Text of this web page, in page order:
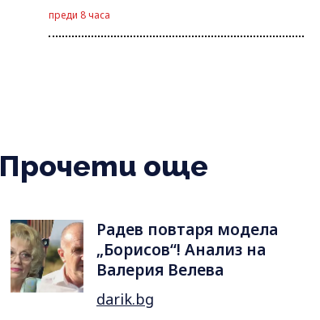
преди 8 часа
Прочети още
Радев повтаря модела
„Борисов“! Анализ на
Валерия Велева
darik.bg